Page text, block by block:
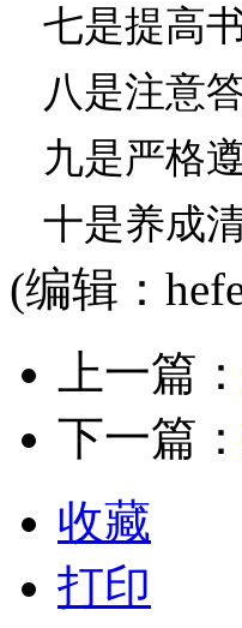
七是提高
八是注意
九是严格
十是养成
(编辑：
上一篇：
下一篇：
收藏
打印